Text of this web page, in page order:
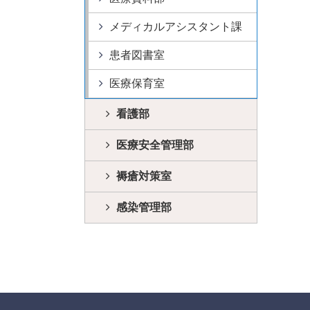
メディカルアシスタント課
患者図書室
医療保育室
看護部
医療安全管理部
褥瘡対策室
感染管理部